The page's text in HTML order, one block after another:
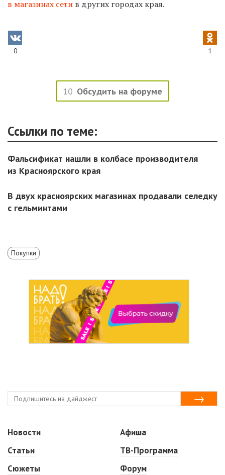
в магазинах сети в других городах края.
0 1
10 Обсудить на форуме
Ссылки по теме:
Фальсификат нашли в колбасе производителя
из Красноярского края
В двух красноярских магазинах продавали селедку
с гельминтами
Покупки
Новости
Статьи
Сюжеты
Афиша
ТВ-Программа
Форум